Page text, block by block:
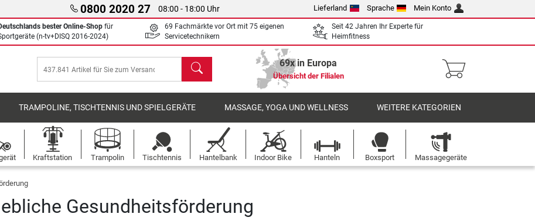
0800 2020 27 08:00 - 18:00 Uhr Lieferland Sprache Mein Konto
bester Online-Shop für
(n-tv+DISQ 2016-2024)
69 Fachmärkte vor Ort mit 75 eigenen
Servicetechnikern
Seit 42 Jahren Ihr Experte für
Heimfitness
Suchen 69x in Europa
Übersicht der Filialen
TRAMPOLINE, TISCHTENNIS UND SPIELGERÄTE MASSAGE, YOGA UND WELLNESS WEITERE KATEGORIEN
Kraftstation Trampolin Tischtennis Hantelbank Indoor Bike Hanteln Boxsport Massagegeräte
Gesundheitsförderung